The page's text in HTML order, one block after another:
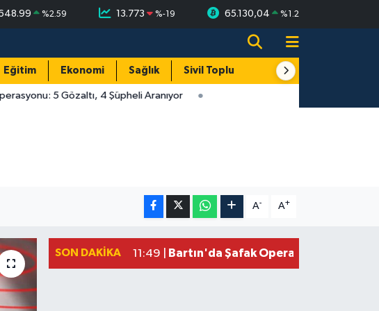
%2.59 13.773 %-19 65.130,04 %1.2
Eğitim Ekonomi Sağlık Sivil Toplum Turizm
5 Gözaltı, 4 Şüpheli Aranıyor
A- A+
SON DAKIKA 11:49 | Bartın'da Şafak Operasyonu: 5